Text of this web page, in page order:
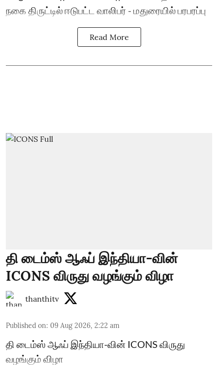
நகை திருட்டில் ஈடுபட்ட வாலிபர் - மதுரையில் பரபரப்பு
Read More
தி டைம்ஸ் ஆஃப் இந்தியா-வின்
ICONS விருது வழங்கும் விழா
thanthitv
Published on: 09 Aug 2026, 2:22 am
தி டைம்ஸ் ஆஃப் இந்தியா-வின் ICONS விருது
வழங்கும் விழா